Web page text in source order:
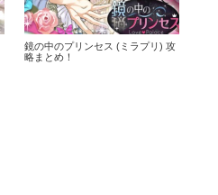
鏡の中のプリンセス (ミラプリ) 攻
略まとめ！